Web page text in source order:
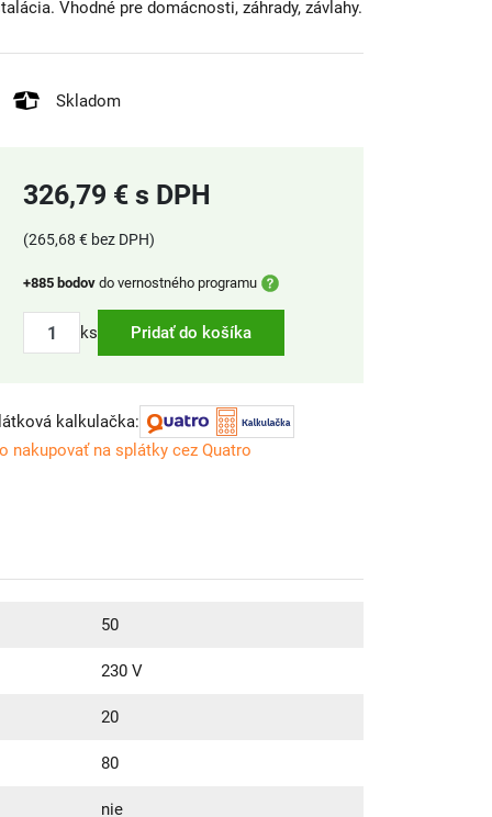
Vhodné pre domácnosti, záhrady, závlahy.
Skladom
326,79 € s DPH
(265,68 € bez DPH)
+885 bodov do vernostného programu
ks Pridať do košíka
kalkulačka:
nakupovať na splátky cez Quatro
50
230 V
20
80
nie